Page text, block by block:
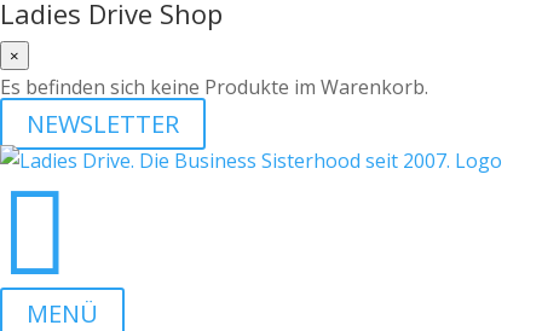
Ladies Drive Shop
×
Es befinden sich keine Produkte im Warenkorb.
NEWSLETTER

MENÜ